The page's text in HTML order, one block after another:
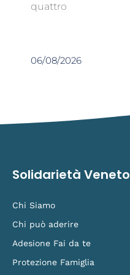
quattro
06/08/2026
Solidarietà Veneto
Chi Siamo
Chi può aderire
Adesione Fai da te
Protezione Famiglia